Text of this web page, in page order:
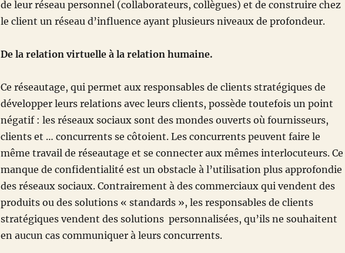
de leur réseau personnel (collaborateurs, collègues) et de construire chez
le client un réseau d’influence ayant plusieurs niveaux de profondeur.
De la relation virtuelle à la relation humaine.
Ce réseautage, qui permet aux responsables de clients stratégiques de
développer leurs relations avec leurs clients, possède toutefois un point
négatif : les réseaux sociaux sont des mondes ouverts où fournisseurs,
clients et … concurrents se côtoient. Les concurrents peuvent faire le
même travail de réseautage et se connecter aux mêmes interlocuteurs. Ce
manque de confidentialité est un obstacle à l’utilisation plus approfondie
des réseaux sociaux. Contrairement à des commerciaux qui vendent des
produits ou des solutions « standards », les responsables de clients
stratégiques vendent des solutions personnalisées, qu’ils ne souhaitent
en aucun cas communiquer à leurs concurrents.